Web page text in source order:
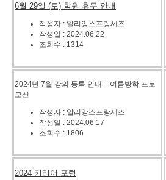
6월 29일 (토) 학원 휴무 안내
작성자 : 알리앙스프랑세즈
작성일 : 2024.06.22
조회수 : 1314
2024년 7월 강의 등록 안내 + 여름방학 프로
모션
작성자 : 알리앙스프랑세즈
작성일 : 2024.06.17
조회수 : 1806
2024 커리어 포럼